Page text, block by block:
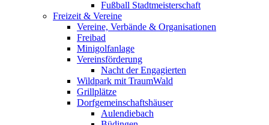
Fußball Stadtmeisterschaft
Freizeit & Vereine
Vereine, Verbände & Organisationen
Freibad
Minigolfanlage
Vereinsförderung
Nacht der Engagierten
Wildpark mit TraumWald
Grillplätze
Dorfgemeinschaftshäuser
Aulendiebach